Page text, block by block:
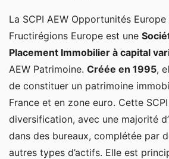
La SCPI AEW Opportunités
Fructirégions Europe est une
Placement Immobilier à capital
AEW Patrimoine. Créée en 1995,
de constituer un patrimoine
France et en zone euro. Cette
diversification, avec une majorité
dans des bureaux, complétée par
autres types d’actifs. Elle est